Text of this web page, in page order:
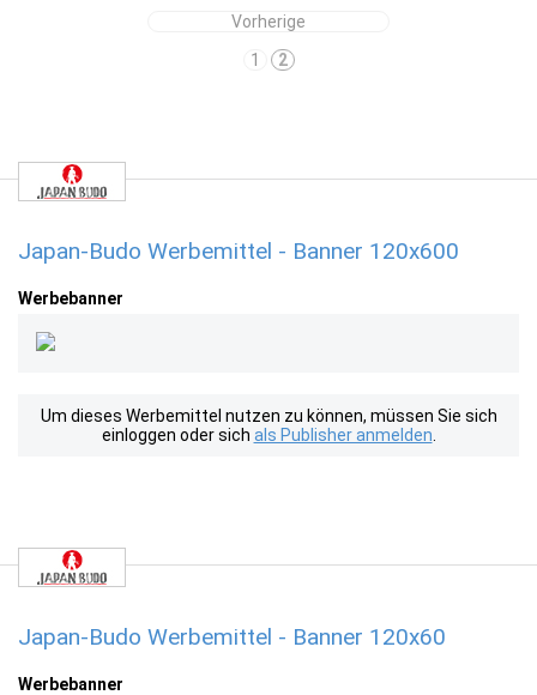
Vorherige
1
2
Japan-Budo Werbemittel - Banner 120x600
Werbebanner
Um dieses Werbemittel nutzen zu können, müssen Sie sich
einloggen oder sich als Publisher anmelden
Japan-Budo Werbemittel - Banner 120x60
Werbebanner